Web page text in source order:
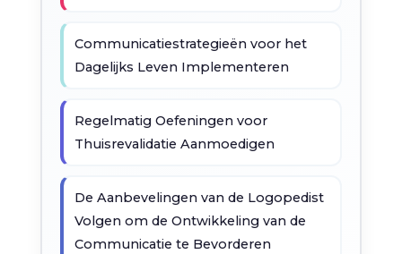
Communicatiestrategieën voor het
Dagelijks Leven Implementeren
Regelmatig Oefeningen voor
Thuisrevalidatie Aanmoedigen
De Aanbevelingen van de Logopedist
Volgen om de Ontwikkeling van de
Communicatie te Bevorderen